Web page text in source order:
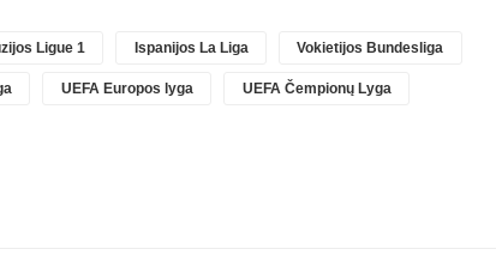
Ligue 1 Ispanijos La Liga Vokietijos Bundesliga
UEFA Europos lyga UEFA Čempionų Lyga